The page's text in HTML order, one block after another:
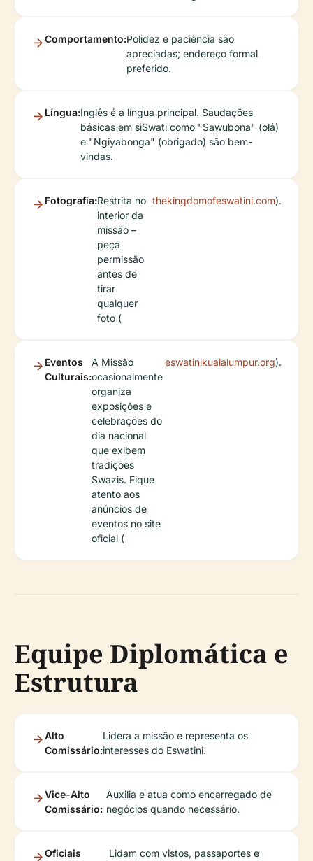
Comportamento:Polidez e paciência são
apreciadas; endereço formal
preferido.
Língua:Inglês é a língua principal. Saudações
básicas em siSwati como "Sawubona" (olá)
e "Ngiyabonga" (obrigado) são bem-
vindas.
Fotografia:Restrita no
interior da
missão –
peça
permissão
antes de
tirar
qualquer
foto (
thekingdomofeswatini.com).
Eventos
Culturais:
A Missão
ocasionalmente
organiza
exposições e
celebrações do
dia nacional
que exibem
tradições
Swazis. Fique
atento aos
anúncios de
eventos no site
oficial (
eswatinikualalumpur.org).
Equipe Diplomática e
Estrutura
Alto
Comissário:
Lidera a missão e representa os
interesses do Eswatini.
Vice-Alto
Comissário:
Auxilia e atua como encarregado de
negócios quando necessário.
Oficiais
Lidam com vistos, passaportes e